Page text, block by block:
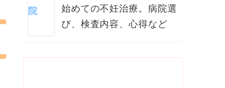
始めての不妊治療。病院選
び、検査内容、心得など